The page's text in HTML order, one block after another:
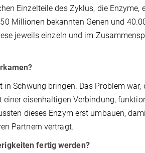
Einzelteile des Zyklus, die Enzyme,
Millionen bekannten Genen und
jeweils einzeln und im
Schwung bringen. Das Problem
eisenhaltigen Verbindung,
dieses Enzym erst umbauen,
Partnern verträgt.
fertig werden?